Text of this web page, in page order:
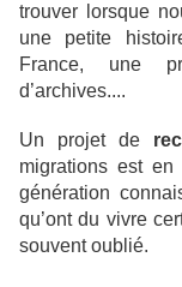
trouver lorsque
une petite
France, une
d’archives....
Un projet de
migrations est
génération
qu’ont du vivre
souvent oublié.